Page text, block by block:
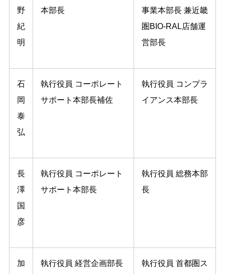
野
紀
明
本部⻑
事業本部⻑ 兼近畿
圏BIO-RAL店舗運
営部⻑
石
岡
泰
弘
執⾏役員 コーポレート
サポート本部⻑補佐
執⾏役員 コンプラ
イアンス本部⻑
⻑
澤
国
彦
執⾏役員 コーポレート
サポート本部⻑
執⾏役員 総務本部
⻑
加
執⾏役員 経営企画部⻑
執⾏役員 ⾸都圏ス